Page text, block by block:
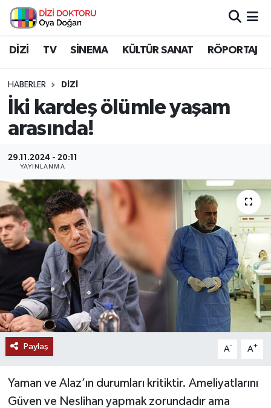
DİZİ TV SİNEMA KÜLTÜR SANAT RÖPORTAJ
HABERLER DİZİ
İki kardeş ölümle yaşam
arasında!
29.11.2024 - 20:11
YAYINLANMA
Paylaş A- A+
Yaman ve Alaz’ın durumları kritiktir. Ameliyatlarını
Güven ve Neslihan yapmak zorundadır ama
İstanbul Nöbetçi Eczaneler
İstanbul Namaz Vakitleri
İstanbul Trafik Yoğunluk Haritası
Süper Lig Puan Durumu ve Fikstür
Tüm Manşetler
Son Dakika Haberleri
Haber Arşivi